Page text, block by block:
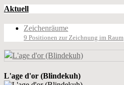
Aktuell
Zeichenräume
9 Positionen zur Zeichnung im Raum
L'age d'or (Blindekuh)